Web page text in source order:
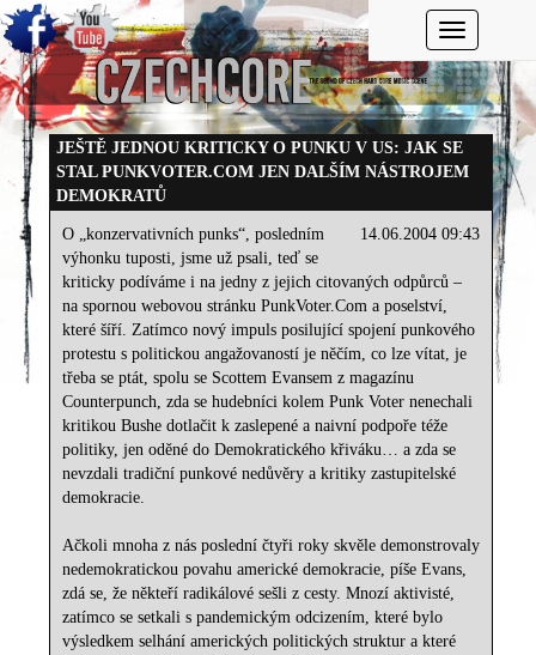
Toggle
JEŠTĚ JEDNOU KRITICKY O PUNKU V US: JAK SE
STAL PUNKVOTER.COM JEN DALŠÍM NÁSTROJEM
DEMOKRATŮ
14.06.2004 09:43
O „konzervativních punks“, posledním
výhonku tuposti, jsme už psali, teď se
kriticky podíváme i na jedny z jejich citovaných odpůrců –
na spornou webovou stránku PunkVoter.Com a poselství,
které šíří. Zatímco nový impuls posilující spojení punkového
protestu s politickou angažovaností je něčím, co lze vítat, je
třeba se ptát, spolu se Scottem Evansem z magazínu
Counterpunch, zda se hudebníci kolem Punk Voter nenechali
kritikou Bushe dotlačit k zaslepené a naivní podpoře téže
politiky, jen oděné do Demokratického křiváku… a zda se
nevzdali tradiční punkové nedůvěry a kritiky zastupitelské
demokracie.
Ačkoli mnoha z nás poslední čtyři roky skvěle demonstrovaly
nedemokratickou povahu americké demokracie, píše Evans,
zdá se, že někteří radikálové sešli z cesty. Mnozí aktivisté,
zatímco se setkali s pandemickým odcizením, které bylo
výsledkem selhání amerických politických struktur a které